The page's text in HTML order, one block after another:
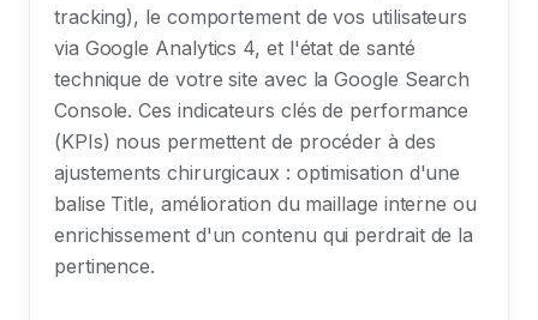
tracking), le comportement de vos utilisateurs
via Google Analytics 4, et l'état de santé
technique de votre site avec la Google Search
Console. Ces indicateurs clés de performance
(KPIs) nous permettent de procéder à des
ajustements chirurgicaux : optimisation d'une
balise Title, amélioration du maillage interne ou
enrichissement d'un contenu qui perdrait de la
pertinence.